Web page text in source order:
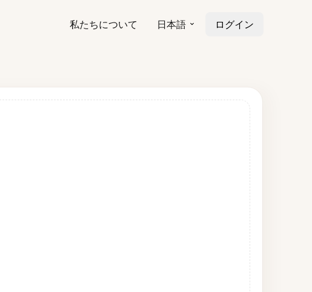
私たちについて 日本語 ログイン